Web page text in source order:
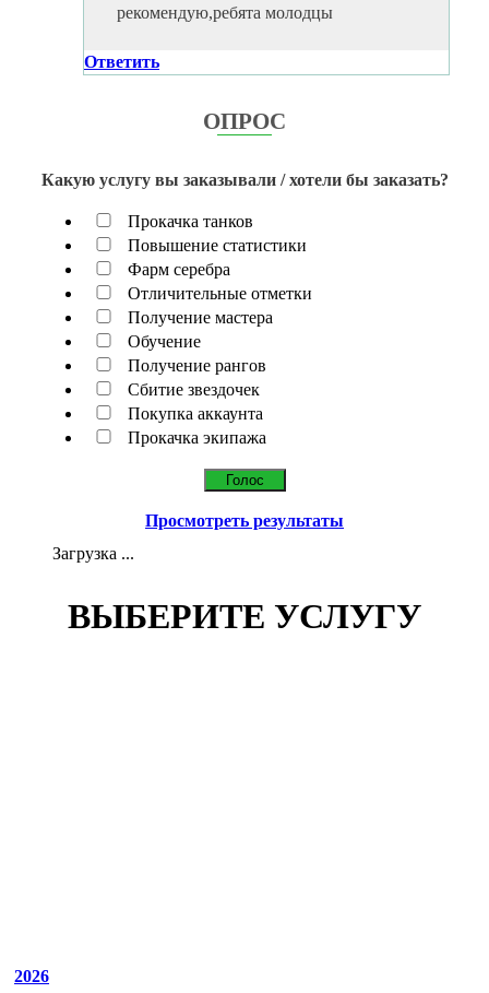
рекомендую,ребята молодцы
Ответить
ОПРОС
Какую услугу вы заказывали / хотели бы заказать?
Прокачка танков
Повышение статистики
Фарм серебра
Отличительные отметки
Получение мастера
Обучение
Получение рангов
Сбитие звездочек
Покупка аккаунта
Прокачка экипажа
Просмотреть результаты
Загрузка ...
ВЫБЕРИТЕ УСЛУГУ
2026